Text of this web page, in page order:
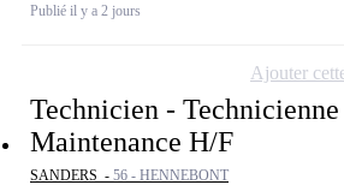
Publié il y a 2 jours
Technicien - Technicienne
Maintenance H/F
SANDERS - 56 - HENNEBONT
Ajouter